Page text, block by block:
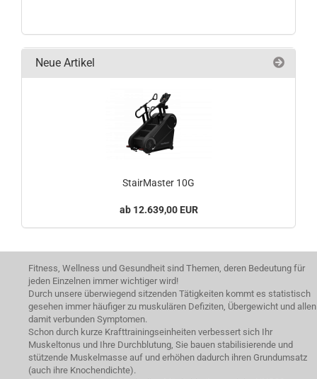
Neue Artikel
StairMaster 10G
12.639,00 EUR
Fitness, Wellness und Gesundheit sind Themen, deren Bedeutung für
jeden Einzelnen immer wichtiger wird!
Durch unsere überwiegend sitzenden Tätigkeiten kommt es statistisch
gesehen immer häufiger zu muskulären Defiziten, Übergewicht und allen
damit verbunden Symptomen.
Schon durch kurze Krafttrainingseinheiten verbessert sich Ihr
Muskeltonus und Ihre Durchblutung, Sie bauen stabilisierende und
stützende Muskelmasse auf und erhöhen dadurch ihren Grundumsatz
(auch ihre Knochendichte).